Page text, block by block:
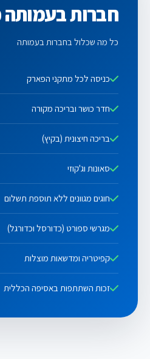
חברות בעמותה
כל מה שכלול בחברות בעמותה
כניסה לכל מתקני הפארק
חדר כושר ובריכה מקורה
בריכה חיצונית (בקיץ)
סאונות וג'קוזי
חוגים מגוונים ללא תוספת תשלום
מגרשי ספורט (כדורסל וכדורגל)
קפיטריה ומדשאות מוצלות
זכות השתתפות באסיפה הכללית